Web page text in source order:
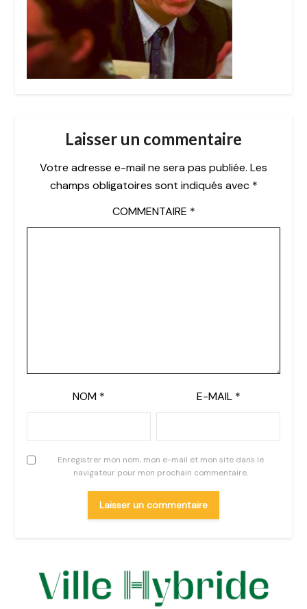
Laisser un commentaire
Votre adresse e-mail ne sera pas publiée. Les
champs obligatoires sont indiqués avec *
COMMENTAIRE *
NOM * E-MAIL *
Enregistrer mon nom, mon e-mail et mon site dans le
navigateur pour mon prochain commentaire.